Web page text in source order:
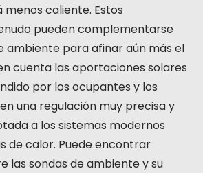
caliente. Estos
pueden complementarse
ambiente para afinar aún más el
cuenta las aportaciones solares
por los ocupantes y los
una regulación muy precisa y
a los sistemas modernos
de calor. Puede encontrar
las sondas de ambiente y su